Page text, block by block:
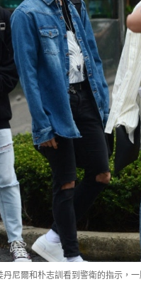
尼爾和朴志訓看到警衛的指示，一